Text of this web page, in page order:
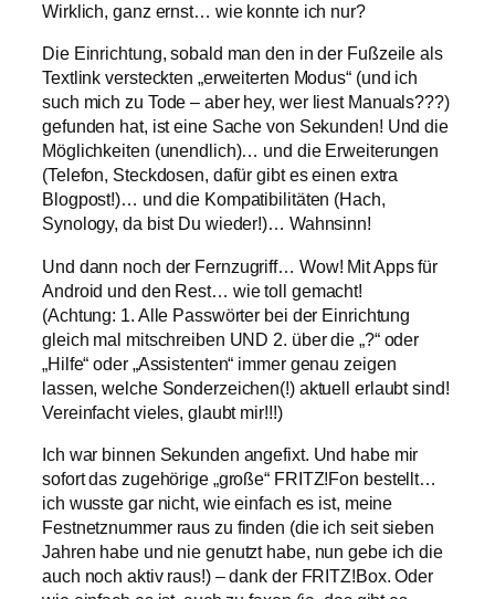
Wirklich, ganz ernst… wie konnte ich nur?
Die Einrichtung, sobald man den in der Fußzeile als
Textlink versteckten „erweiterten Modus“ (und ich
such mich zu Tode – aber hey, wer liest Manuals???)
gefunden hat, ist eine Sache von Sekunden! Und die
Möglichkeiten (unendlich)… und die Erweiterungen
(Telefon, Steckdosen, dafür gibt es einen extra
Blogpost!)… und die Kompatibilitäten (Hach,
Synology, da bist Du wieder!)… Wahnsinn!
Und dann noch der Fernzugriff… Wow! Mit Apps für
Android und den Rest… wie toll gemacht!
(Achtung: 1. Alle Passwörter bei der Einrichtung
gleich mal mitschreiben UND 2. über die „?“ oder
„Hilfe“ oder „Assistenten“ immer genau zeigen
lassen, welche Sonderzeichen(!) aktuell erlaubt sind!
Vereinfacht vieles, glaubt mir!!!)
Ich war binnen Sekunden angefixt. Und habe mir
sofort das zugehörige „große“ FRITZ!Fon bestellt…
ich wusste gar nicht, wie einfach es ist, meine
Festnetznummer raus zu finden (die ich seit sieben
Jahren habe und nie genutzt habe, nun gebe ich die
auch noch aktiv raus!) – dank der FRITZ!Box. Oder